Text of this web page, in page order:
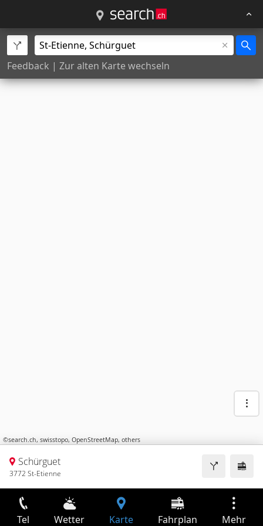
Feedback | Zur alten Karte wechseln
©search.ch, swisstopo, OpenStreetMap, others
Schürguet
3772 St-Etienne
Tel Wetter Karte Fahrplan Mehr